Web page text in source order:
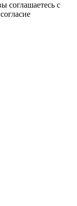
соглашаетесь с